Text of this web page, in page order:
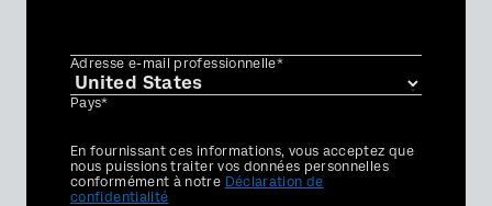
Adresse e-mail professionnelle*
Pays*
Privacy
Optin
En fournissant ces informations, vous acceptez que
nous puissions traiter vos données personnelles
conformément à notre Déclaration de
confidentialité